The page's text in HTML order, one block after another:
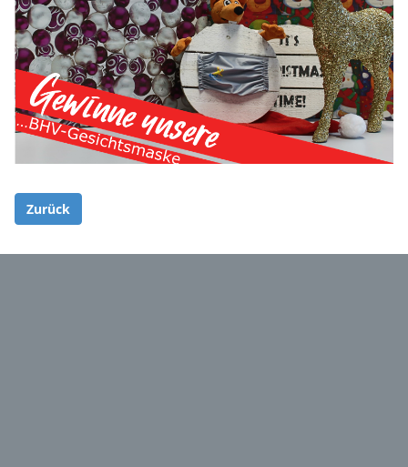
Zurück